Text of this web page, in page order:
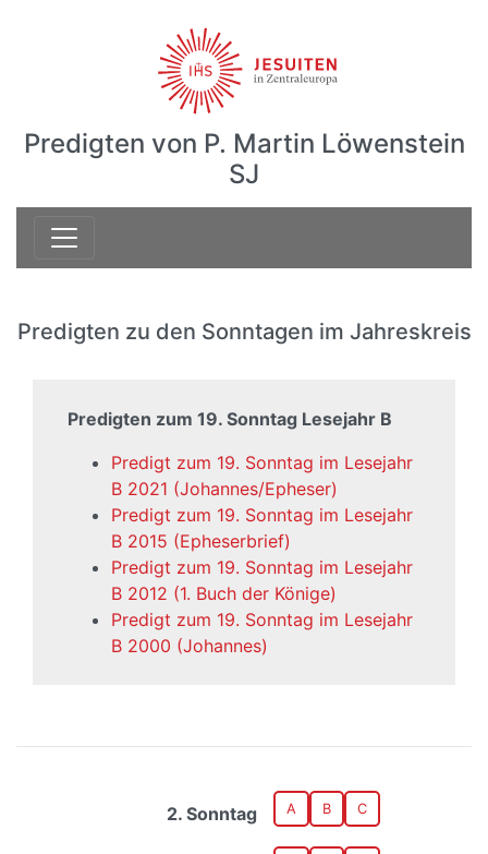
Predigten von P. Martin Löwenstein
SJ
Predigten zu den Sonntagen im Jahreskreis
Predigten zum 19. Sonntag Lesejahr B
Predigt zum 19. Sonntag im Lesejahr
B 2021 (Johannes/Epheser)
Predigt zum 19. Sonntag im Lesejahr
B 2015 (Epheserbrief)
Predigt zum 19. Sonntag im Lesejahr
B 2012 (1. Buch der Könige)
Predigt zum 19. Sonntag im Lesejahr
B 2000 (Johannes)
2. Sonntag A B C